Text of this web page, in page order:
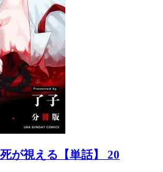
が視える【単話】 20